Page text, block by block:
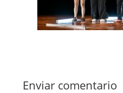
Enviar comentario